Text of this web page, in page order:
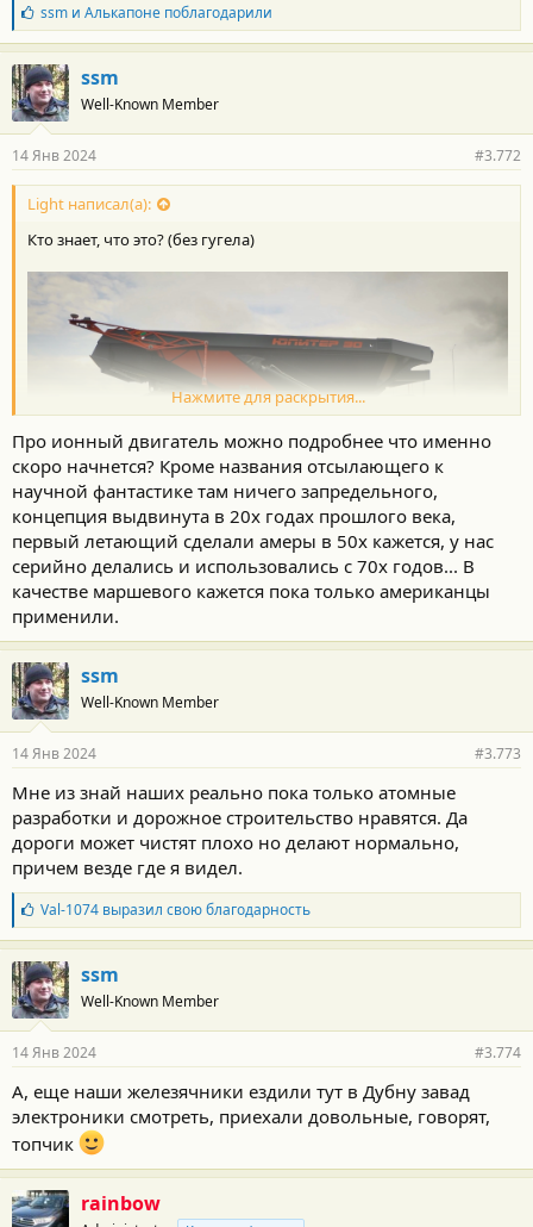
Б
л
а
г
о
д
а
р
н
о
с
и
ssmи Алькапонепоблагодарили
ssm
Well-Known Member
14 Янв 2024 #3.772
Light написал(а):
Кто знает, что это? (без гугела)
Чё-та совсем тему забросили. А ведь новшеств и прорывов всё
больше и больше. Например, в следующем году начнутся
испытания ИОННОГО двигателя! Совсем недавно это было
фантастикой.
Нажмите для раскрытия...
Про ионный двигатель можно подробнее что именно
скоро начнется? Кроме названия отсылающего к
научной фантастике там ничего запредельного,
концепция выдвинута в 20х годах прошлого века,
первый летающий сделали амеры в 50х кажется, у нас
серийно делались и использовались с 70х годов... В
качестве маршевого кажется пока только американцы
применили.
ssm
Well-Known Member
14 Янв 2024 #3.773
Мне из знай наших реально пока только атомные
разработки и дорожное строительство нравятся. Да
дороги может чистят плохо но делают нормально,
причем везде где я видел.
Б
л
а
г
о
д
а
н
с
т
и
:
Val-1074выразил свою благодарность
ssm
Well-Known Member
14 Янв 2024 #3.774
А, еще наши железячники ездили тут в Дубну завад
электроники смотреть, приехали довольные, говорят,
топчик
rainbow